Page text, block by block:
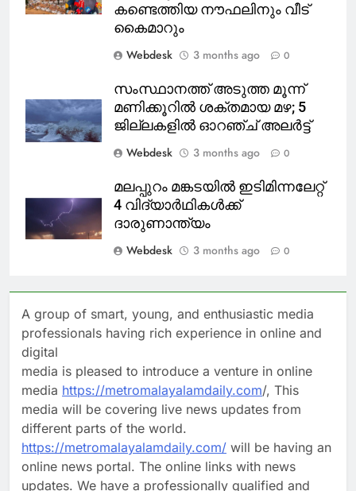
കണ്ടെത്തിയ നൗഫലിനും വീട്
കൈമാറും
Webdesk
3 months ago 0
സംസ്ഥാനത്ത് അടുത്ത മൂന്ന്
മണിക്കൂറിൽ ശക്തമായ മഴ; 5
ജില്ലകളിൽ ഓറഞ്ച് അലർട്ട്
Webdesk
3 months ago 0
മലപ്പുറം മങ്കടയിൽ ഇടിമിന്നലേറ്റ്
4 വിദ്യാർഥികൾക്ക്
ദാരുണാന്ത്യം
Webdesk
3 months ago 0
A group of smart, young, and enthusiastic media
professionals having rich experience in online and
digital
media is pleased to introduce a venture in online
media https://metromalayalamdaily.com/, This
media will be covering live news updates from
different parts of the world.
https://metromalayalamdaily.com/ will be having an
online news portal. The online links with news
updates. We have a professionally qualified and